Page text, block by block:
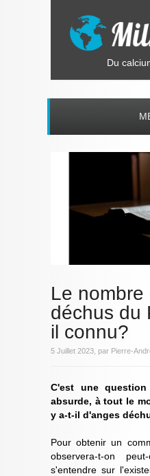
Du
Le
déchus du
il connu?
5 Juillet 2023, par Pierre-
C'est une
absurde, à tout le
y a-t-il d'anges
Pour obtenir un
observera-t-on
s'entendre sur